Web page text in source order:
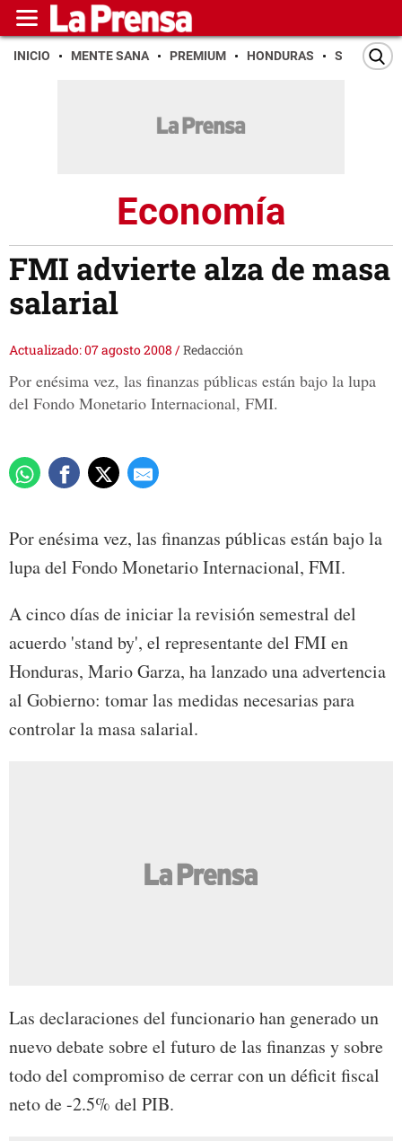
INICIO MENTE SANA PREMIUM HONDURAS SAN PEDRO
Economía
FMI advierte alza de masa
salarial
Actualizado: 07 agosto 2008 /Redacción
Por enésima vez, las finanzas públicas están bajo la lupa
del Fondo Monetario Internacional, FMI.
Por enésima vez, las finanzas públicas están bajo la
lupa del Fondo Monetario Internacional, FMI.
A cinco días de iniciar la revisión semestral del
acuerdo 'stand by', el representante del FMI en
Honduras, Mario Garza, ha lanzado una advertencia
al Gobierno: tomar las medidas necesarias para
controlar la masa salarial.
Las declaraciones del funcionario han generado un
nuevo debate sobre el futuro de las finanzas y sobre
todo del compromiso de cerrar con un déficit fiscal
neto de -2.5% del PIB.